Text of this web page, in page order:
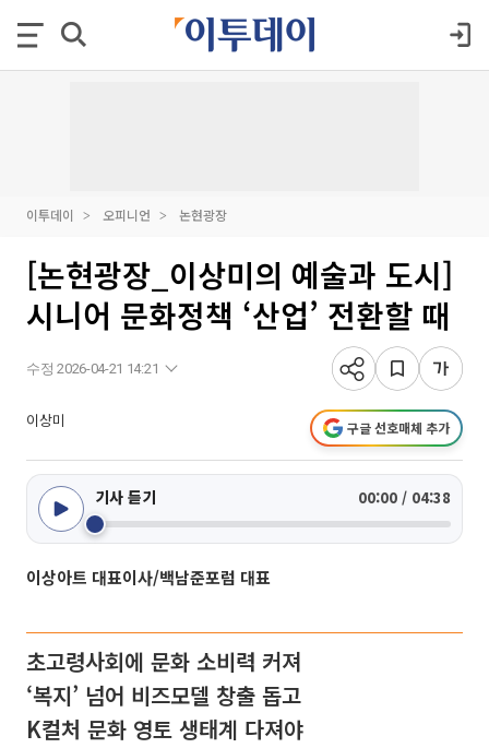
이투데이 오피니언 논현광장
[논현광장_이상미의 예술과 도시]
시니어 문화정책 ‘산업’ 전환할 때
수정 2026-04-21 14:21
이상미 구글 선호매체 추가
기사 듣기 00:00 / 04:38
이상아트 대표이사/백남준포럼 대표
초고령사회에 문화 소비력 커져
‘복지’ 넘어 비즈모델 창출 돕고
K컬처 문화 영토 생태계 다져야